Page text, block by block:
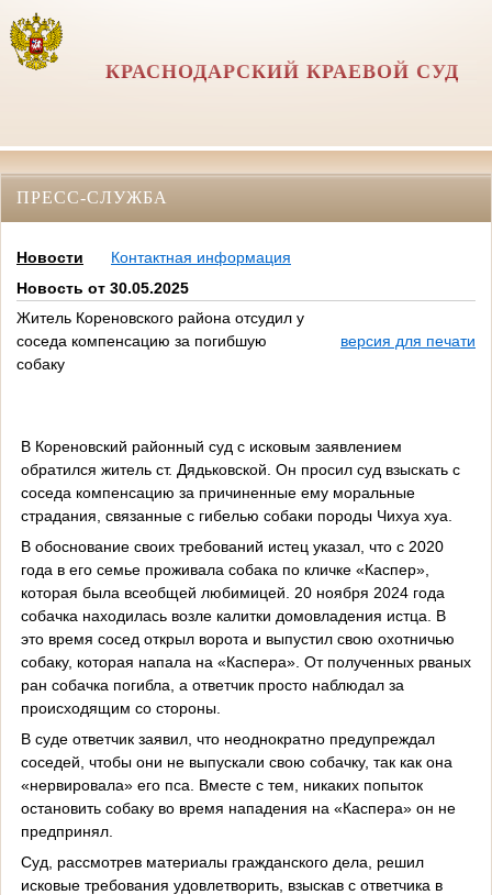
КРАСНОДАРСКИЙ КРАЕВОЙ СУД
ПРЕСС-СЛУЖБА
Новости
Контактная информация
Новость от 30.05.2025
Житель Кореновского района отсудил у
соседа компенсацию за погибшую
собаку
версия для печати
В Кореновский районный суд с исковым заявлением
обратился житель ст. Дядьковской. Он просил суд взыскать с
соседа компенсацию за причиненные ему моральные
страдания, связанные с гибелью собаки породы Чихуа хуа.
В обоснование своих требований истец указал, что с 2020
года в его семье проживала собака по кличке «Каспер»,
которая была всеобщей любимицей. 20 ноября 2024 года
собачка находилась возле калитки домовладения истца. В
это время сосед открыл ворота и выпустил свою охотничью
собаку, которая напала на «Каспера». От полученных рваных
ран собачка погибла, а ответчик просто наблюдал за
происходящим со стороны.
В суде ответчик заявил, что неоднократно предупреждал
соседей, чтобы они не выпускали свою собачку, так как она
«нервировала» его пса. Вместе с тем, никаких попыток
остановить собаку во время нападения на «Каспера» он не
предпринял.
Суд, рассмотрев материалы гражданского дела, решил
исковые требования удовлетворить, взыскав с ответчика в